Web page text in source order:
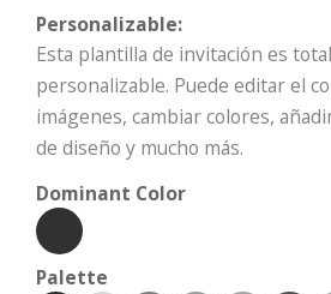
Personalizable:
Esta plantilla de invitación es
personalizable. Puede editar el
imágenes, cambiar colores,
de diseño y mucho más.
Dominant Color
Palette